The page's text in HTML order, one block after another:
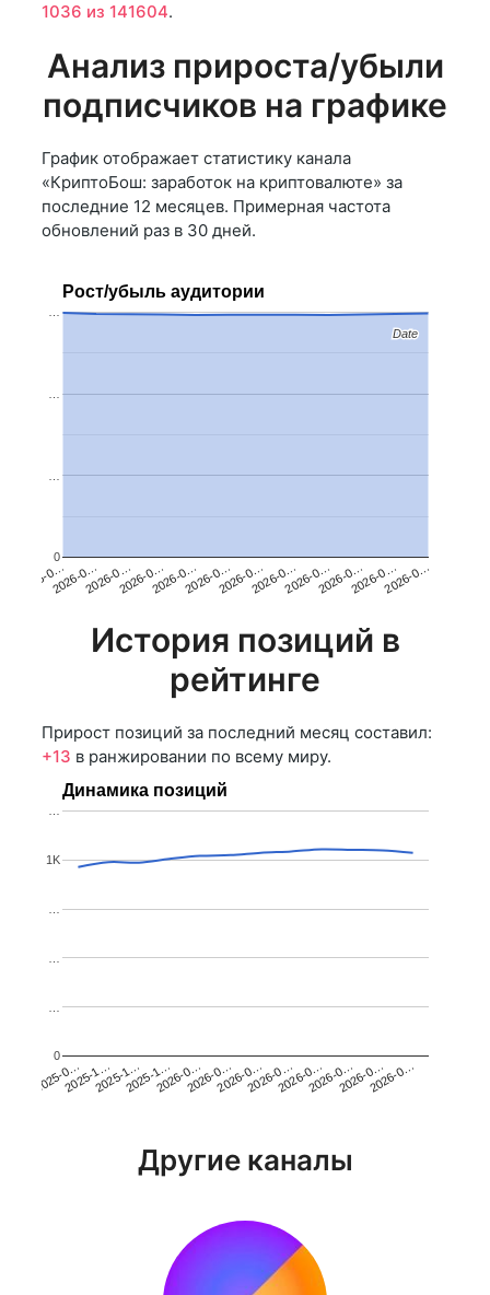
1036 из 141604.
Анализ прироста/убыли
подписчиков на графике
График отображает статистику канала
«КриптоБош: заработок на криптовалюте» за
последние 12 месяцев. Примерная частота
обновлений раз в 30 дней.
Рост/убыль аудитории
2026-0…2026-0…2026-0…2026-0…2026-0…2026-0…2026-0…2026-0…2026-0…2026-0…2026-0…2026-0…
0
…
…
Date
Date
История позиций в
рейтинге
Прирост позиций за последний месяц составил:
+13 в ранжировании по всему миру.
Динамика позиций
2025-0…2025-1…2025-1…2025-1…2026-0…2026-0…2026-0…2026-0…2026-0…2026-0…2026-0…2026-0…
0
1K
…
Другие каналы